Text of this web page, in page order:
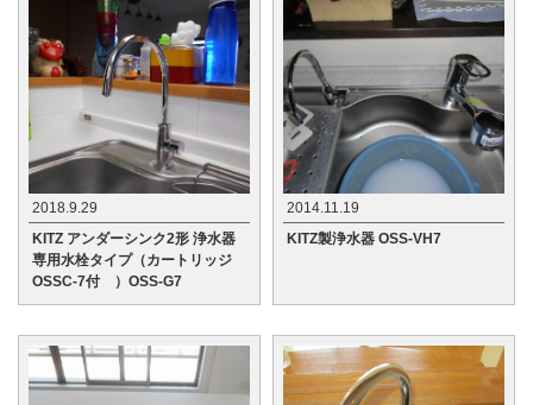
2018.9.29
KITZ アンダーシンク2形 浄水器
専用水栓タイプ（カートリッジ
OSSC-7付 ）OSS-G7
2014.11.19
KITZ製浄水器 OSS-VH7